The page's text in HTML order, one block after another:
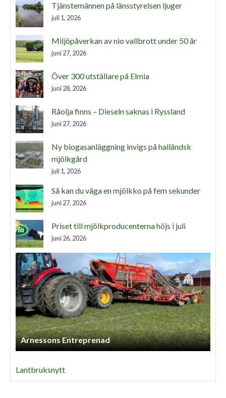
Tjänstemännen på länsstyrelsen ljuger
juli 1, 2026
Miljöpåverkan av nio vallbrott under 50 år
juni 27, 2026
Över 300 utställare på Elmia
juni 28, 2026
Råolja finns – Dieseln saknas i Ryssland
juni 27, 2026
Ny biogasanläggning invigs på halländsk
mjölkgård
juli 1, 2026
Så kan du väga en mjölkko på fem sekunder
juni 27, 2026
Priset till mjölkproducenterna höjs i juli
juni 26, 2026
Arnessons Entreprenad
Lantbruksnytt